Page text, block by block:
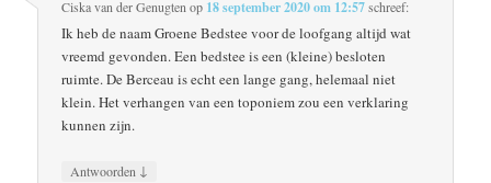
Ciska van der Genugten op 18 september 2020 om 12:57schreef:
Ik heb de naam Groene Bedstee voor de loofgang altijd wat
vreemd gevonden. Een bedstee is een (kleine) besloten
ruimte. De Berceau is echt een lange gang, helemaal niet
klein. Het verhangen van een toponiem zou een verklaring
kunnen zijn.
Antwoorden ↓